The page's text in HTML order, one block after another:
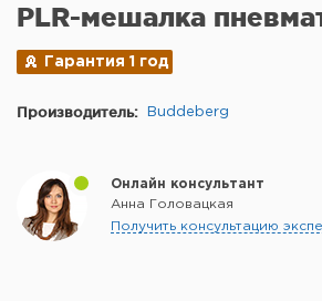
PLR-мешалка
Гарантия 1 год
Производитель: Buddeberg
Онлайн консультант
Анна Головацкая
Получить консультацию